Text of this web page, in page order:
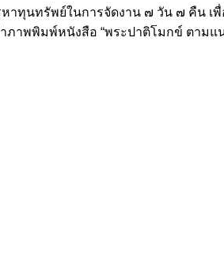
าทุนทรัพย์ในการจัดงาน ๗ วัน ๗ คืน เ
ภาพพิมพ์หนังสือ “พระปาติโมกข์ ตามแ